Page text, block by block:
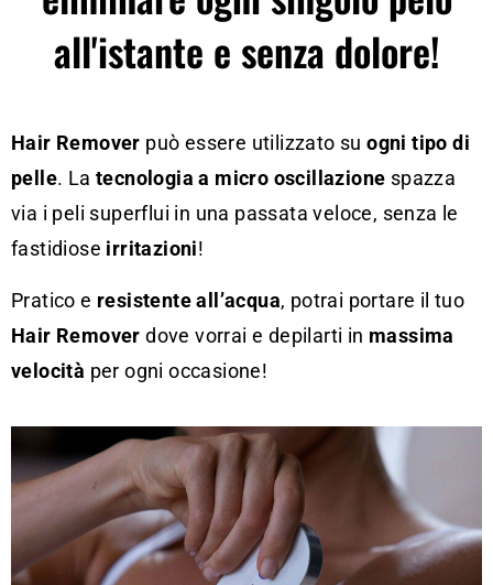
all'istante e senza dolore!
Hair Remover può essere utilizzato suogni tipo di
pelle. La tecnologia a micro oscillazione spazza
via i peli superflui in una passata veloce, senza le
fastidiose irritazioni!
Pratico e resistente all’acqua, potrai portare il tuo
Hair Remover dove vorrai e depilarti in massima
velocità per ogni occasione!